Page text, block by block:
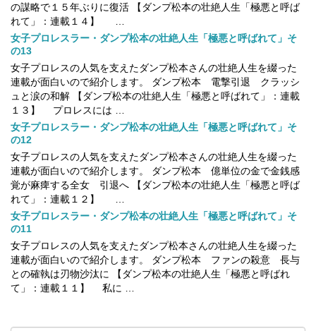
の謀略で１５年ぶりに復活 【ダンプ松本の壮絶人生「極悪と呼ば
れて」：連載１４】 …
女子プロレスラー・ダンプ松本の壮絶人生「極悪と呼ばれて」そ
の13
女子プロレスの人気を支えたダンプ松本さんの壮絶人生を綴った
連載が面白いので紹介します。 ダンプ松本 電撃引退 クラッシ
ュと涙の和解 【ダンプ松本の壮絶人生「極悪と呼ばれて」：連載
１３】 プロレスには …
女子プロレスラー・ダンプ松本の壮絶人生「極悪と呼ばれて」そ
の12
女子プロレスの人気を支えたダンプ松本さんの壮絶人生を綴った
連載が面白いので紹介します。 ダンプ松本 億単位の金で金銭感
覚が麻痺する全女 引退へ 【ダンプ松本の壮絶人生「極悪と呼ば
れて」：連載１２】 …
女子プロレスラー・ダンプ松本の壮絶人生「極悪と呼ばれて」そ
の11
女子プロレスの人気を支えたダンプ松本さんの壮絶人生を綴った
連載が面白いので紹介します。 ダンプ松本 ファンの殺意 長与
との確執は刃物沙汰に 【ダンプ松本の壮絶人生「極悪と呼ばれ
て」：連載１１】 私に …